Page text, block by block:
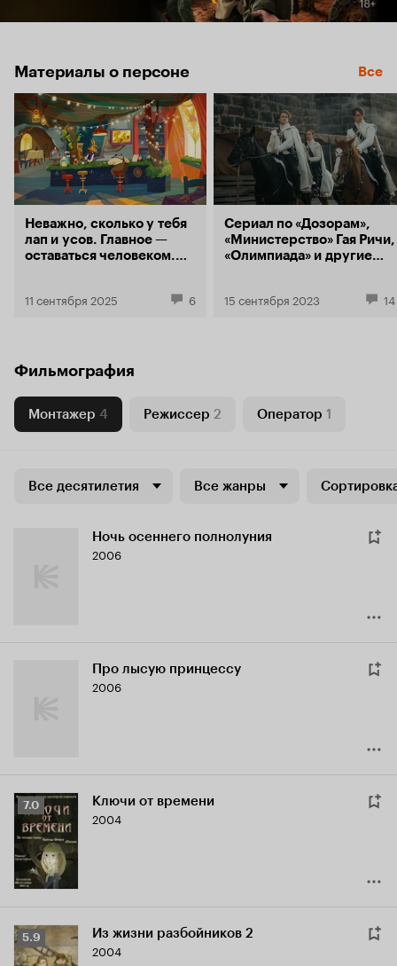
Материалы о персоне Все
Неважно, сколько у тебя
лап и усов. Главное —
оставаться человеком.
детектив»
11 сентября 2025 6
Сериал по «Дозорам»,
«Министерство» Гая Ричи,
«Олимпиада» и другие
15 сентября 2023 14
Фильмография
Монтажер 4 Режиссер 2 Оператор 1
Все десятилетия Все жанры
Ночь осеннего полнолуния
2006
Про лысую принцессу
2006
Рейтинг
Кинопоиска
7.0
7.0 Ключи от времени
2004
Рейтинг
Кинопоиска
5.9 Из жизни разбойников 2
2004